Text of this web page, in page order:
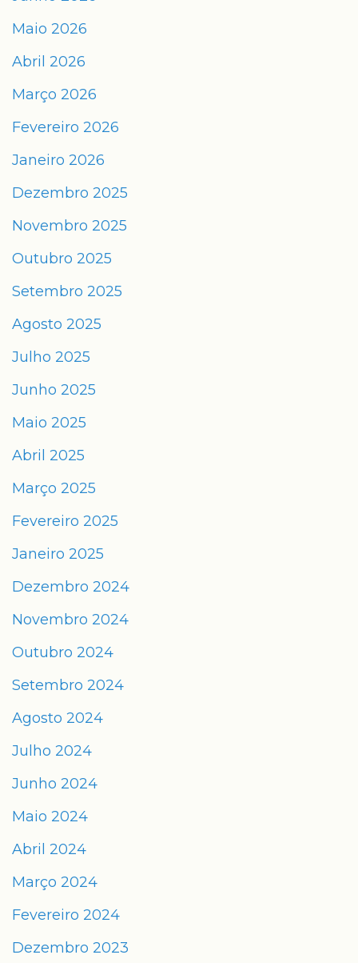
Maio 2026
Abril 2026
Março 2026
Fevereiro 2026
Janeiro 2026
Dezembro 2025
Novembro 2025
Outubro 2025
Setembro 2025
Agosto 2025
Julho 2025
Junho 2025
Maio 2025
Abril 2025
Março 2025
Fevereiro 2025
Janeiro 2025
Dezembro 2024
Novembro 2024
Outubro 2024
Setembro 2024
Agosto 2024
Julho 2024
Junho 2024
Maio 2024
Abril 2024
Março 2024
Fevereiro 2024
Dezembro 2023